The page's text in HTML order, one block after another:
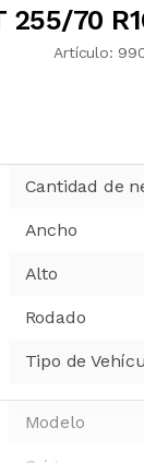
70
Artículo:
Cantidad de
Ancho
Alto
Rodado
Tipo de
Modelo